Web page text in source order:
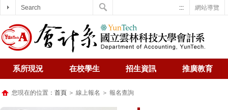
網站導覽
:::
系所現況 在校學生 招生資訊 推廣教育
您現在的位置： 首頁 ＞ 線上報名 ＞ 報名查詢
Search